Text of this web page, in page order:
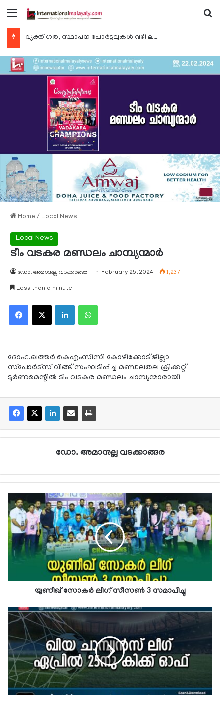
Menu
Home / Local News
Local News
ടീം വടകര മണ്ഡലം ചാമ്പ്യന്മാര്‍
ഡോ. അമാനുല്ല വടക്കാങ്ങര February 25, 2024 1,237
Less than a minute
Facebook
X LinkedInWhatsApp
ദോഹ.ഖത്തര്‍ കെഎംസിസി കോഴിക്കോട് ജില്ലാ
സ്‌പോര്‍ട്‌സ് വിങ്ങ് സംഘടിപ്പിച്ച മണ്ഡലതല ക്രിക്കറ്റ്
ടൂര്‍ണമെന്റില്‍ ടീം വടകര മണ്ഡലം ചാമ്പ്യന്മാരായി
ഡോ. അമാനുല്ല വടക്കാങ്ങര
യുണീഖ് സോകര്‍ ലീഗ് സീസണ്‍ 3 സമാപിച്ചു